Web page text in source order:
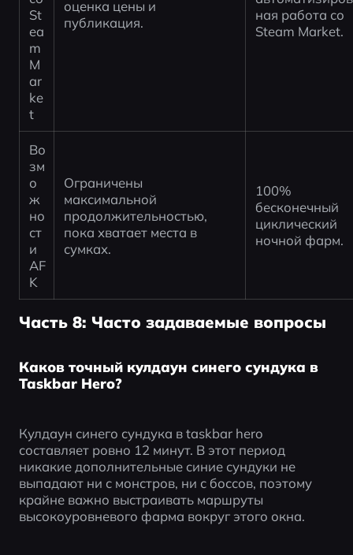
St
ea
m
M
ar
ke
t
оценка цены и
публикация.
ная работа со
Steam Market.
Во
зм
о
ж
но
ст
и
AF
K
Ограничены
максимальной
продолжительностью,
пока хватает места в
сумках.
100%
бесконечный
циклический
ночной фарм.
Часть 8: Часто задаваемые вопросы
Каков точный кулдаун синего сундука в
Taskbar Hero?
Кулдаун синего сундука в taskbar hero
составляет ровно 12 минут. В этот период
никакие дополнительные синие сундуки не
выпадают ни с монстров, ни с боссов, поэтому
крайне важно выстраивать маршруты
высокоуровневого фарма вокруг этого окна.